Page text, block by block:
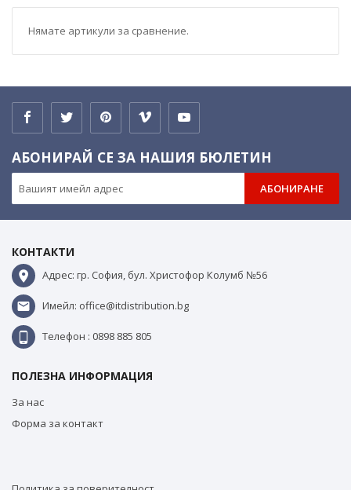
Нямате артикули за сравнение.
АБОНИРАЙ СЕ ЗА НАШИЯ БЮЛЕТИН
АБОНИРАНЕ
КОНТАКТИ
Адрес: гр. София, бул. Христофор Колумб №56
Имейл: office@itdistribution.bg
Телефон : 0898 885 805
ПОЛЕЗНА ИНФОРМАЦИЯ
За нас
Форма за контакт